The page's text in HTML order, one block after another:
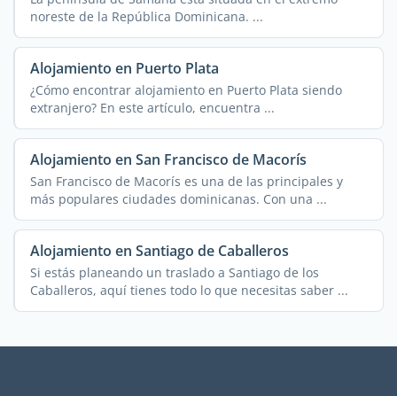
noreste de la República Dominicana. ...
Alojamiento en Puerto Plata
¿Cómo encontrar alojamiento en Puerto Plata siendo
extranjero? En este artículo, encuentra ...
Alojamiento en San Francisco de Macorís
San Francisco de Macorís es una de las principales y
más populares ciudades dominicanas. Con una ...
Alojamiento en Santiago de Caballeros
Si estás planeando un traslado a Santiago de los
Caballeros, aquí tienes todo lo que necesitas saber ...